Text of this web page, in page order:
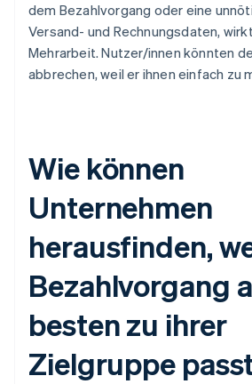
dem Bezahlvorgang oder eine
Versand- und Rechnungsdaten,
Mehrarbeit. Nutzer/innen könnten
abbrechen, weil er ihnen einfach zu
Wie können
Unternehmen
herausfinden,
Bezahlvorgang
besten zu ihrer
Zielgruppe